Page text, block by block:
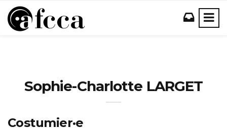
Sophie-Charlotte LARGET
Costumier·e